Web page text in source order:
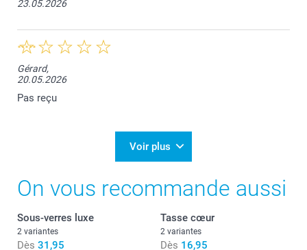
23.05.2026
Gérard,
20.05.2026
Pas reçu
Voir plus
On vous recommande aussi
Sous-verres luxe
2 variantes
Dès 31,95
Tasse cœur
2 variantes
Dès 16,95